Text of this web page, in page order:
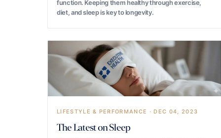
function. Keeping them healthy through exercise,
diet, and sleep is key to longevity.
LIFESTYLE & PERFORMANCE · DEC 04, 2023
The Latest on Sleep